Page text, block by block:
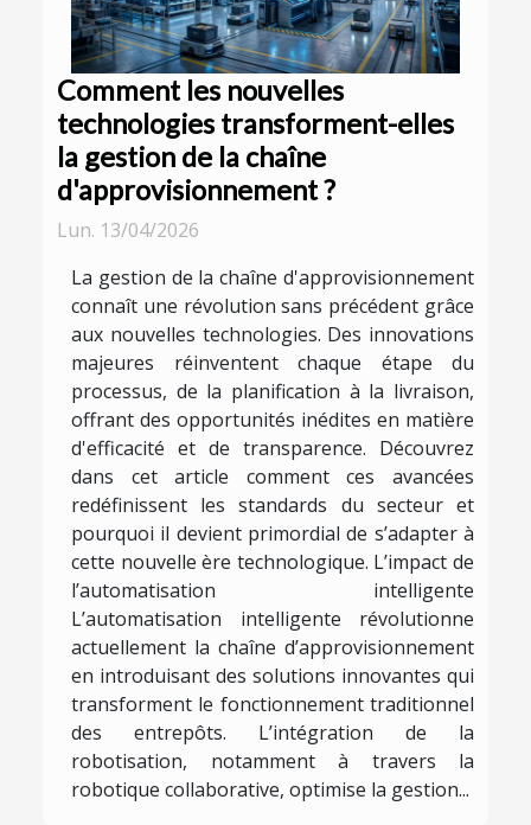
Comment les nouvelles
technologies transforment-elles
la gestion de la chaîne
d'approvisionnement ?
Lun. 13/04/2026
La gestion de la chaîne d'approvisionnement
connaît une révolution sans précédent grâce
aux nouvelles technologies. Des innovations
majeures réinventent chaque étape du
processus, de la planification à la livraison,
offrant des opportunités inédites en matière
d'efficacité et de transparence. Découvrez
dans cet article comment ces avancées
redéfinissent les standards du secteur et
pourquoi il devient primordial de s’adapter à
cette nouvelle ère technologique. L’impact de
l’automatisation intelligente
L’automatisation intelligente révolutionne
actuellement la chaîne d’approvisionnement
en introduisant des solutions innovantes qui
transforment le fonctionnement traditionnel
des entrepôts. L’intégration de la
robotisation, notamment à travers la
robotique collaborative, optimise la gestion...